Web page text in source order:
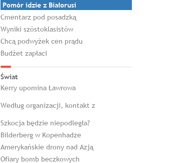
Pomór idzie z Białorusi
Cmentarz pod posadzką
Wyniki szóstoklasistów
Chcą podwyżek cen prądu
Budżet zapłaci
Świat
Kerry upomina Ławrowa
Według organizacji, kontakt z
Szkocja będzie niepodległa?
Bilderberg w Kopenhadze
Amerykańskie drony nad Azją
Ofiary bomb beczkowych